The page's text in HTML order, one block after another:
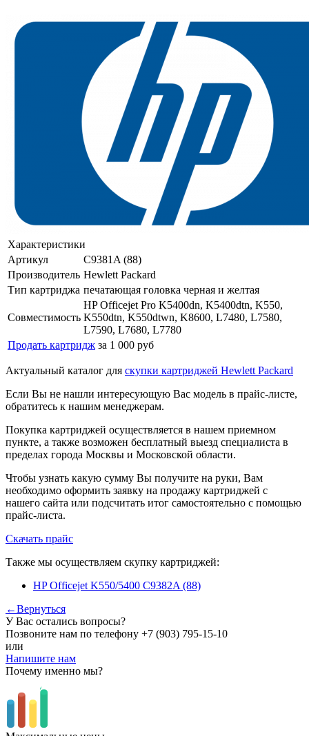
Характеристики
Артикул
C9381A (88)
Производитель Hewlett Packard
Тип картриджа печатающая головка черная и желтая
Совместимость
HP Officejet Pro K5400dn, K5400dtn, K550,
K550dtn, K550dtwn, K8600, L7480, L7580,
L7590, L7680, L7780
Продать картридж за 1 000 руб
Актуальный каталог для скупки картриджей Hewlett Packard
Если Вы не нашли интересующую Вас модель в прайс-листе,
обратитесь к нашим менеджерам.
Покупка картриджей осуществляется в нашем приемном
пункте, а также возможен бесплатный выезд специалиста в
пределах города Москвы и Московской области.
Чтобы узнать какую сумму Вы получите на руки, Вам
необходимо оформить заявку на продажу картриджей с
нашего сайта или подсчитать итог самостоятельно с помощью
прайс-листа.
Скачать прайс
Также мы осуществляем скупку картриджей:
HP Officejet K550/5400 C9382A (88)
←Вернуться
У Вас остались вопросы?
Позвоните нам по телефону +7 (903) 795-15-10
или
Напишите нам
Почему именно мы?